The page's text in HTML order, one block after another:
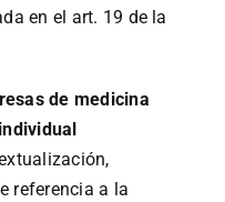
en el art. 19 de la
de medicina
referencia a la